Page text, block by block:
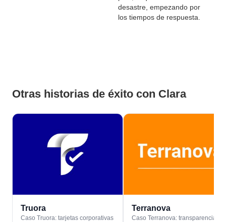
desastre, empezando por
los tiempos de respuesta.
Otras historias de éxito con Clara
Truora
Caso Truora: tarjetas corporativas
Terranova
Caso Terranova: transparencia en